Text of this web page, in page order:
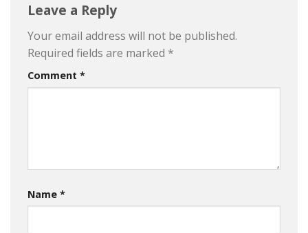
Leave a Reply
Your email address will not be published.
Required fields are marked *
Comment *
Name *